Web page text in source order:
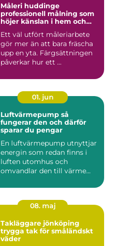
Måleri huddinge
professionell målning som
höjer känslan i hem och
Ett väl utfört måleriarbete
gör mer än att bara fräscha
upp en yta. Färgsättningen
påverkar hur ett ...
01. jun
Luftvärmepump så
fungerar den och därför
sparar du pengar
En luftvärmepump utnyttjar
energin som redan finns i
luften utomhus och
omvandlar den till värme
08. maj
Takläggare jönköping
trygga tak för småländskt
väder